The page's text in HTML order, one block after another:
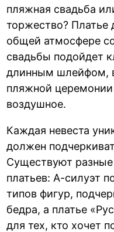
пляжная свадьба
торжество? Платье
общей атмосфере
свадьбы подойдет
длинным шлейфом,
пляжной
воздушное.
Каждая невеста
должен
Существуют
платьев: А-силуэт
типов фигур,
бедра, а платье
для тех, кто хочет